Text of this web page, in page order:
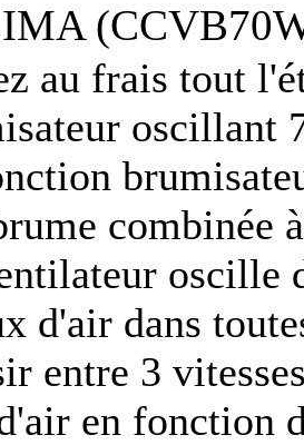
au frais tout
oscillant
combinée
oscille
d'air dans
entre 3
en fonction